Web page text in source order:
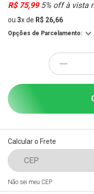
R$ 75,995% off à vista
ou 3xde R$ 26,66
Opções de Parcelamento:
-
Calcular o Frete
Não sei meu CEP